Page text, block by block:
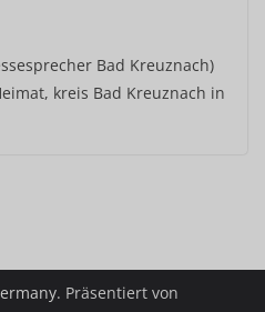
Bad Kreuznach)
kreis Bad Kreuznach in
. Präsentiert von